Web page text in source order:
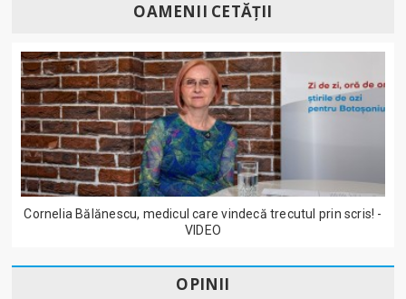
OAMENII CETĂȚII
Cornelia Bălănescu, medicul care vindecă trecutul prin scris! -
VIDEO
OPINII